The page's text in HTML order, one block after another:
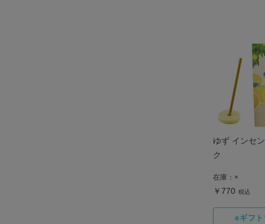
ゆず インセ
ク
在庫： ×
￥770 税込